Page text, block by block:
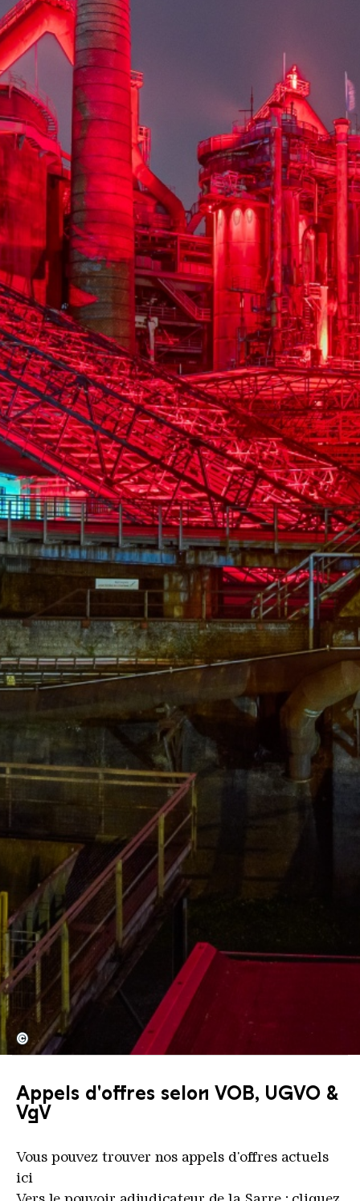
La Völklinger Hütte
Copyright:
©
Appels d'offres selon VOB, UGVO &
VgV
Vous pouvez trouver nos appels d'offres actuels
ici